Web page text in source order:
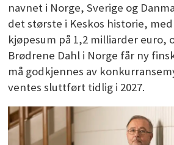
navnet i Norge, Sverige og
det største i Keskos historie,
kjøpesum på 1,2 milliarder euro,
Brødrene Dahl i Norge får ny
må godkjennes av
ventes sluttført tidlig i 2027.